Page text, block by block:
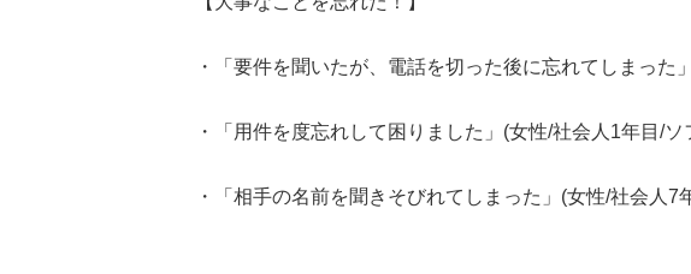
・「要件を聞いたが、電話を切った後に忘れてしまった
・「用件を度忘れして困りました」(女性/社会人1年目/ソ
・「相手の名前を聞きそびれてしまった」(女性/社会人7